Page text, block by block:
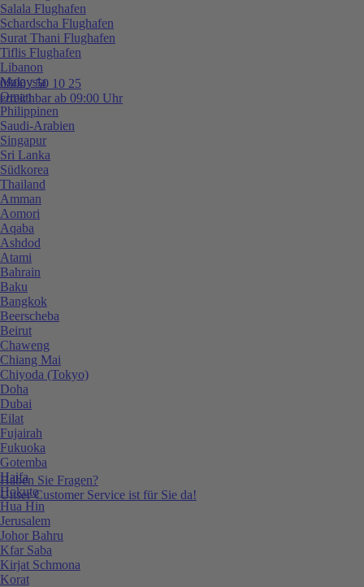
0800 / 50 10 25
erreichbar ab 09:00 Uhr
Haben Sie Fragen?
Unser Customer Service ist für Sie da!
Salala Flughafen
Schardscha Flughafen
Surat Thani Flughafen
Tiflis Flughafen
Libanon
Malaysia
Oman
Philippinen
Saudi-Arabien
Singapur
Sri Lanka
Südkorea
Thailand
Amman
Aomori
Aqaba
Ashdod
Atami
Bahrain
Baku
Bangkok
Beerscheba
Beirut
Chaweng
Chiang Mai
Chiyoda (Tokyo)
Doha
Dubai
Eilat
Fujairah
Fukuoka
Gotemba
Haifa
Hokuto
Hua Hin
Jerusalem
Johor Bahru
Kfar Saba
Kirjat Schmona
Korat